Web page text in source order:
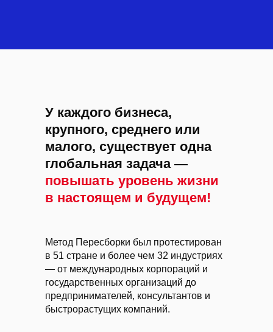
Метод Пересборки был протестирован
в 51 стране и более чем 32 индустриях
— от международных корпораций и
государственных организаций до
предпринимателей, консультантов и
быстрорастущих компаний.
У каждого бизнеса,
крупного, среднего или
малого, существует одна
глобальная задача —
повышать уровень жизни
в настоящем и будущем!